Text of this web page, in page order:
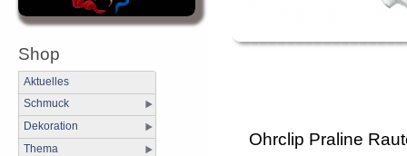
Shop
Aktuelles
Schmuck
Dekoration
Thema
Ohrclip Praline